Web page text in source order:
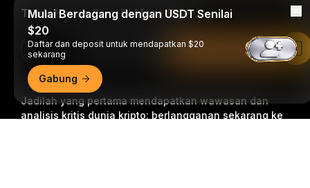
Jadilah yang pertama mendapatkan wawasan dan
analisis kritis dunia kripto: berlangganan sekarang ke
Trade Kapan Saja, Di Mana Saja!
Download Bybit App
Mulai Berdagang dengan USDT Senilai
$20
Daftar dan deposit untuk mendapatkan $20
sekarang
Gabung
Baca di Aplikasi Bybit